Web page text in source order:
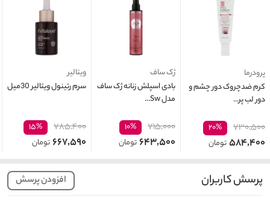
پرودرما
کرم ضدچروک دور چشم و
دور لب پر...
۷۳۰,۵۰۰ ۲۰%
۵۸۴,۴۰۰تومان
ژک ساف
بادی اسپلش زنانه ژک ساف
مدل Sw...
۷۱۵,۰۰۰ ۱۰%
۶۴۳,۵۰۰تومان
ویتالیر
سرم رتينول ویتالیر 30میل
۷۸۵,۴۰۰ ۱۵%
۶۶۷,۵۹۰تومان
پرسش کاربران افزودن پرسش